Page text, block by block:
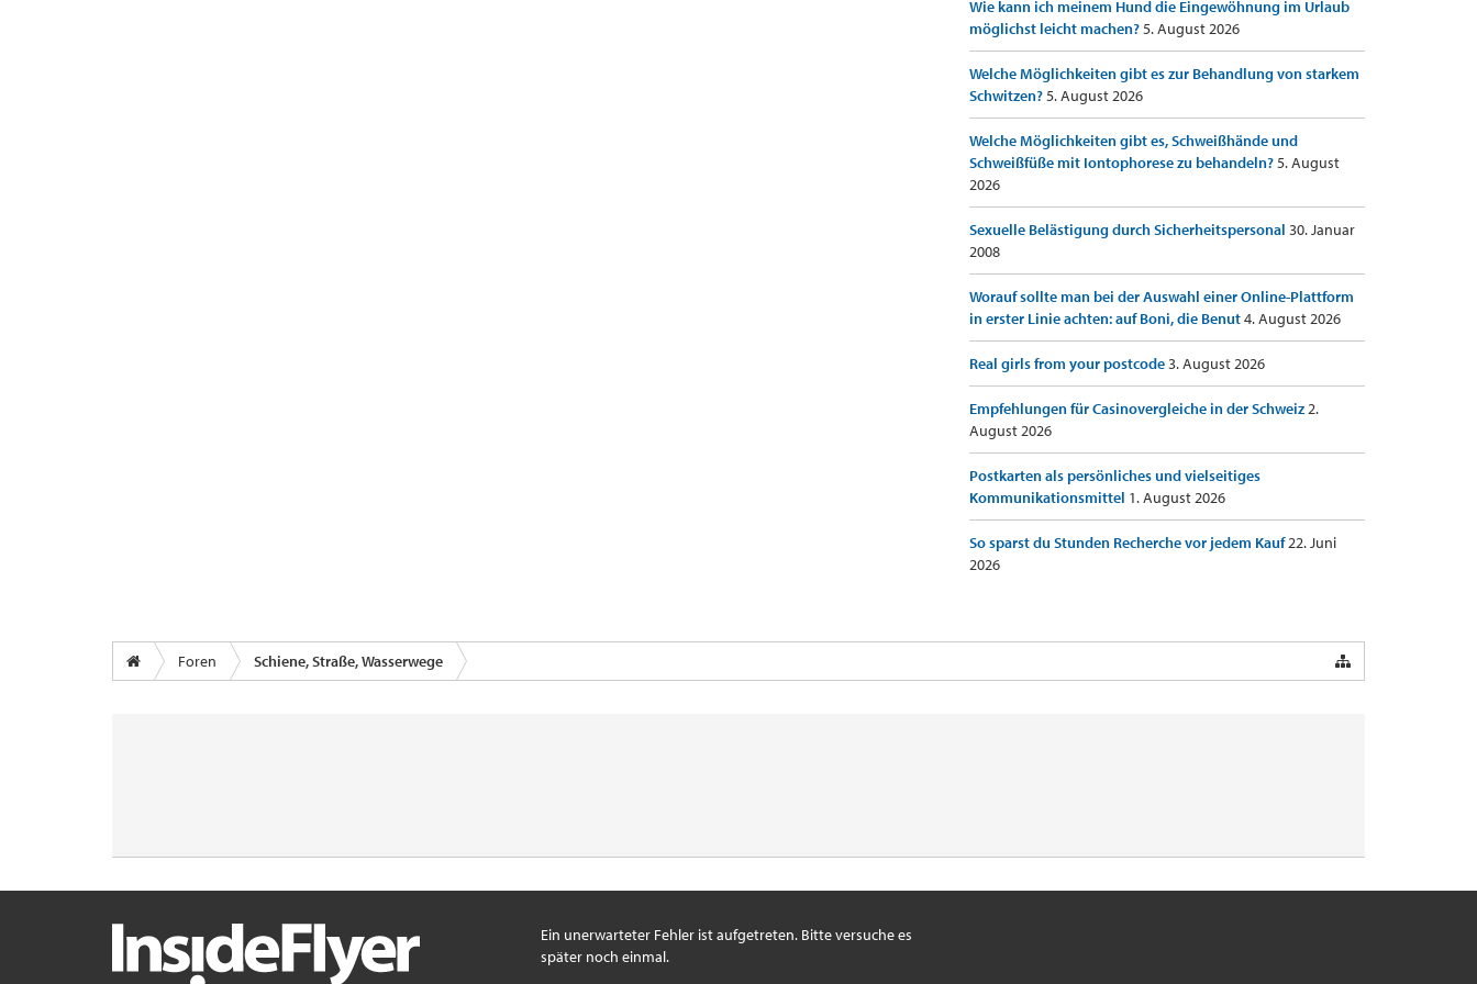
Wie kann ich meinem Hund die Eingewöhnung im Urlaub
möglichst leicht machen?5. August 2026
Welche Möglichkeiten gibt es zur Behandlung von starkem
Schwitzen?5. August 2026
Welche Möglichkeiten gibt es, Schweißhände und
Schweißfüße mit Iontophorese zu behandeln?5. August
2026
Sexuelle Belästigung durch Sicherheitspersonal 30. Januar
2008
Worauf sollte man bei der Auswahl einer Online-Plattform
in erster Linie achten: auf Boni, die Benut4. August 2026
Real girls from your postcode3. August 2026
Empfehlungen für Casinovergleiche in der Schweiz2.
August 2026
Postkarten als persönliches und vielseitiges
Kommunikationsmittel 1. August 2026
So sparst du Stunden Recherche vor jedem Kauf22. Juni
2026
Foren Schiene, Straße, Wasserwege
Ein unerwarteter Fehler ist aufgetreten. Bitte versuche es
später noch einmal.